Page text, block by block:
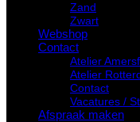
Zand
Zwart
Webshop
Contact
Atelier
Atelier
Contact
Vacatures /
Afspraak maken